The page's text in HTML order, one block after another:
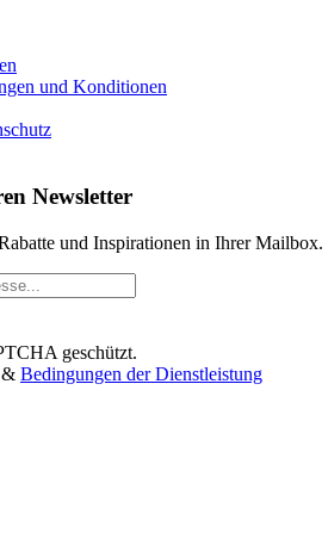
und Konditionen
Newsletter
und Inspirationen in Ihrer Mailbox.
geschützt.
& Bedingungen der Dienstleistung